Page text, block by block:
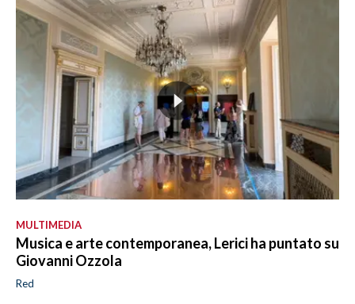
MULTIMEDIA
Musica e arte contemporanea, Lerici ha puntato su
Giovanni Ozzola
Red